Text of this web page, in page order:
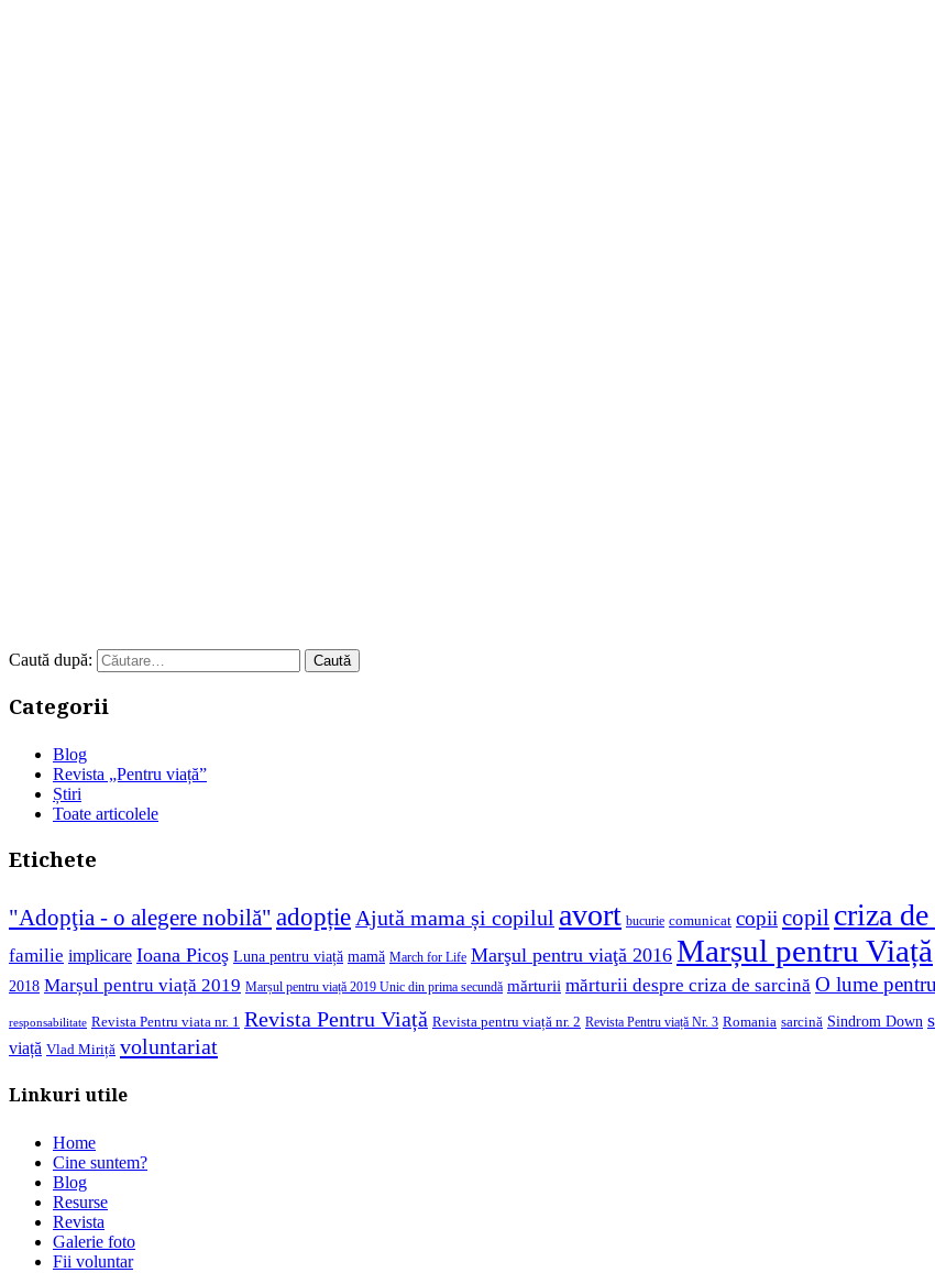
Caută după:
Categorii
Blog
Revista „Pentru viață”
Știri
Toate articolele
Etichete
"Adopţia - o alegere nobilă" adopție Ajută mama și copilul avort bucurie comunicat copii copil criza
familie implicare Ioana Picoş Luna pentru viață mamă March for Life Marşul pentru viaţă 2016 Marșul pentru Viață
2018 Marșul pentru viață 2019 Marșul pentru viață 2019 Unic din prima secundă mărturii mărturii despre criza de sarcină O lume
responsabilitate Revista Pentru viata nr. 1 Revista Pentru Viață Revista pentru viață nr. 2 Revista Pentru viață Nr. 3 Romania sarcină Sindrom Down
viață Vlad Miriță voluntariat
Linkuri utile
Home
Cine suntem?
Blog
Resurse
Revista
Galerie foto
Fii voluntar